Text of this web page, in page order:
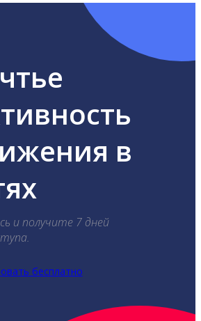
в
и получите 7 дней
бесплатно